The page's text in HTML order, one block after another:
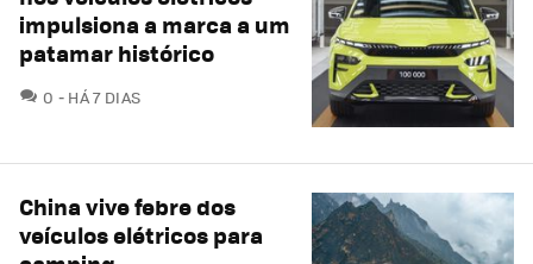
impulsiona a marca a um
patamar histórico
0 COMENTÁRIOS
HÁ 7 DIAS
China vive febre dos
veículos elétricos para